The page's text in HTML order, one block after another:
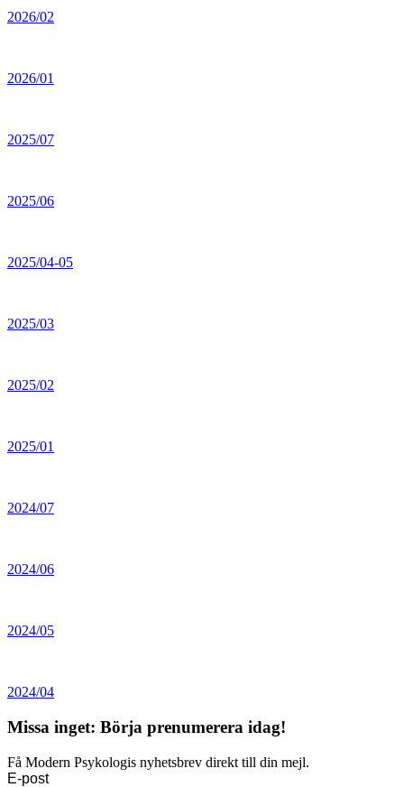
2026/02
2026/01
2025/07
2025/06
2025/04-05
2025/03
2025/02
2025/01
2024/07
2024/06
2024/05
2024/04
Missa inget: Börja prenumerera idag!
Få Modern Psykologis nyhetsbrev direkt till din mejl.
E-post